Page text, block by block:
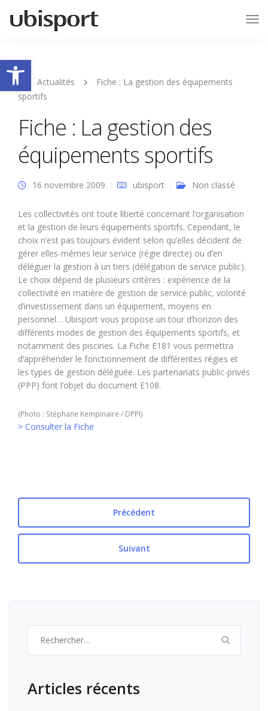
Ouvrir la barre d’outils
Actualités
Fiche : La gestion des équipements
sportifs
Fiche : La gestion des
équipements sportifs
16 novembre 2009 ubisport Non classé
Les collectivités ont toute liberté concernant l’organisation
et la gestion de leurs équipements sportifs. Cependant, le
choix n’est pas toujours évident selon qu’elles décident de
gérer elles-mêmes leur service (régie directe) ou d’en
déléguer la gestion à un tiers (délégation de service public).
Le choix dépend de plusieurs critères : expérience de la
collectivité en matière de gestion de service public, volonté
d’investissement dans un équipement, moyens en
personnel… Ubisport vous propose un tour d’horizon des
différents modes de gestion des équipements sportifs, et
notamment des piscines. La Fiche E181 vous permettra
d’appréhender le fonctionnement de différentes régies et
les types de gestion déléguée. Les partenariats public-privés
(PPP) font l’objet du document E108.
(Photo : Stéphane Kempinaire / DPPI)
> Consulter la Fiche
Précédent
Suivant
Articles récents